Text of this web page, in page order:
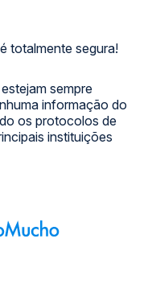
totalmente segura!
sempre
informação do
os protocolos de
instituições